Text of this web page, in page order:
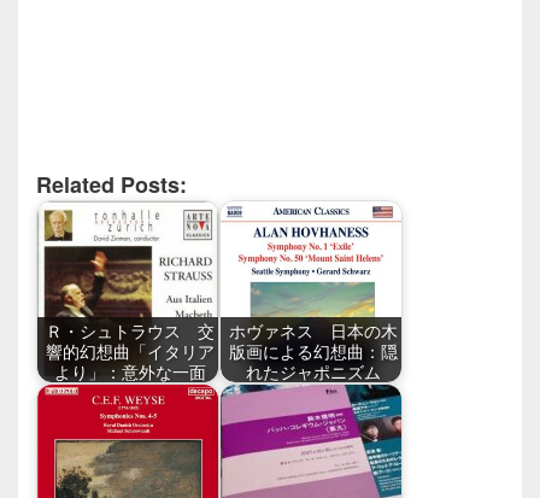
Related Posts:
Ｒ・シュトラウス 交
響的幻想曲「イタリア
より」：意外な一面
ホヴァネス 日本の木
版画による幻想曲：隠
れたジャポニズム